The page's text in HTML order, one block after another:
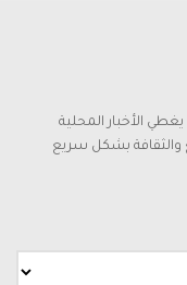
الأخبار المحلية
والثقافة بشكل سريع